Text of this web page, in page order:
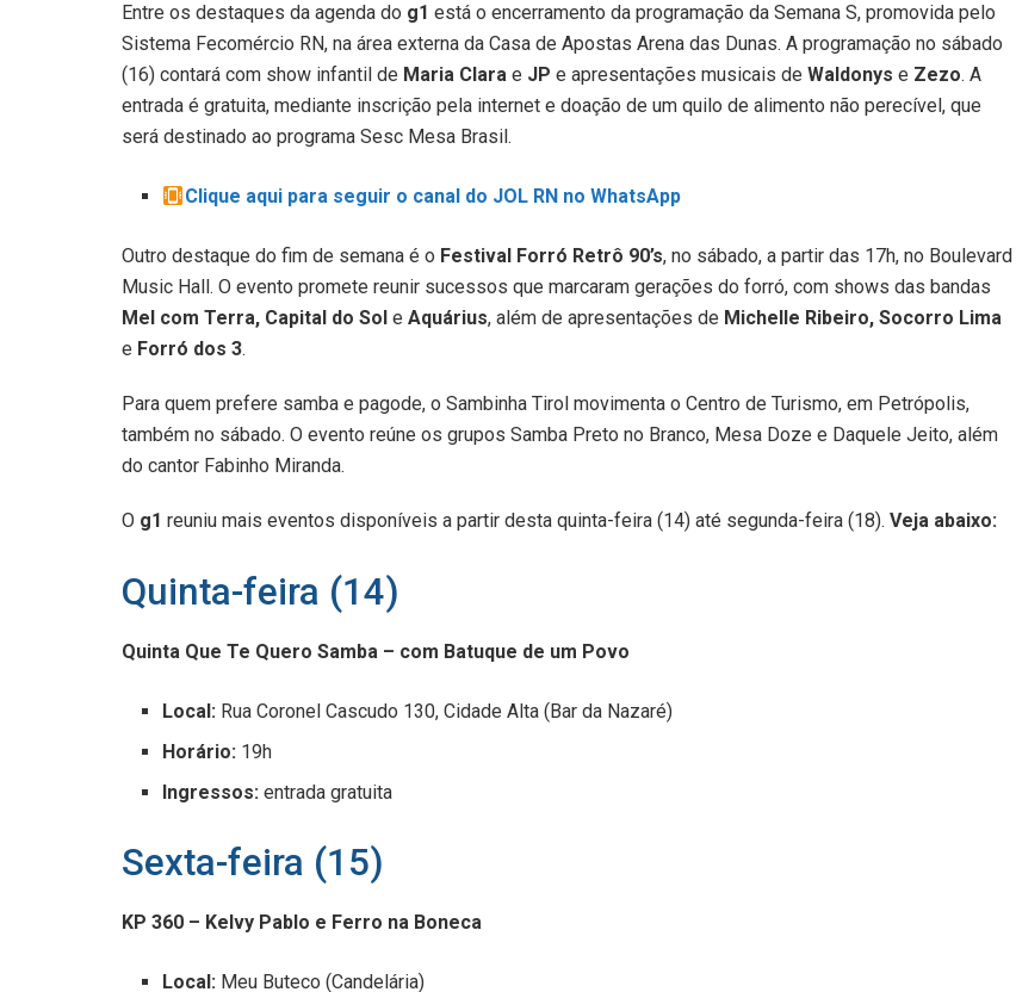
Entre os destaques da agenda do g1 está o encerramento da programação da Semana S, promovida pelo
Sistema Fecomércio RN, na área externa da Casa de Apostas Arena das Dunas. A programação no sábado
(16) contará com show infantil de Maria Clara e JP e apresentações musicais de Waldonys e Zezo. A
entrada é gratuita, mediante inscrição pela internet e doação de um quilo de alimento não perecível, que
será destinado ao programa Sesc Mesa Brasil.
Clique aqui para seguir o canal do JOL RN no WhatsApp
Outro destaque do fim de semana é o Festival Forró Retrô 90’s, no sábado, a partir das 17h, no Boulevard
Music Hall. O evento promete reunir sucessos que marcaram gerações do forró, com shows das bandas
Mel com Terra, Capital do Sol e Aquárius, além de apresentações de Michelle Ribeiro, Socorro Lima
e Forró dos 3.
Para quem prefere samba e pagode, o Sambinha Tirol movimenta o Centro de Turismo, em Petrópolis,
também no sábado. O evento reúne os grupos Samba Preto no Branco, Mesa Doze e Daquele Jeito, além
do cantor Fabinho Miranda.
O g1 reuniu mais eventos disponíveis a partir desta quinta-feira (14) até segunda-feira (18). Veja abaixo:
Quinta-feira (14)
Quinta Que Te Quero Samba – com Batuque de um Povo
Local: Rua Coronel Cascudo 130, Cidade Alta (Bar da Nazaré)
Horário: 19h
Ingressos:entrada gratuita
Sexta-feira (15)
KP 360 – Kelvy Pablo e Ferro na Boneca
Local: Meu Buteco (Candelária)